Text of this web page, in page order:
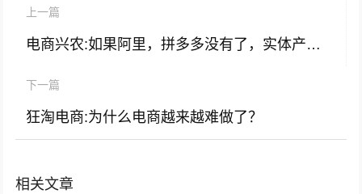
上一篇
电商兴农:如果阿里，拼多多没有了，实体产业会复兴吗？
下一篇
狂淘电商:为什么电商越来越难做了？
相关文章